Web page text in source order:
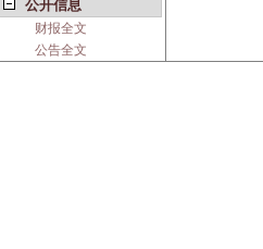
公开信息
财报全文
公告全文